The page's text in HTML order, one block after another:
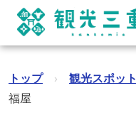
トップ › 観光スポット
福屋